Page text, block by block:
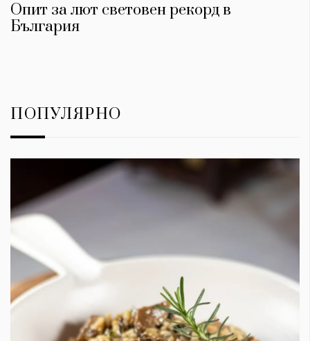
Опит за лют световен рекорд в
България
ПОПУЛЯРНО